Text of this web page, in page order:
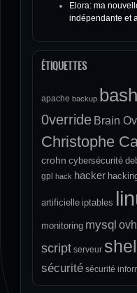
Elora: ma
indépendante et
ÉTIQUETTES
apache backup bash
0verride Brain
Christophe
crohn cybersécurité
gpl
hack hacker
artificielle iptables
monitoring mysql ovh
script serveur shell
sécurité sécurité